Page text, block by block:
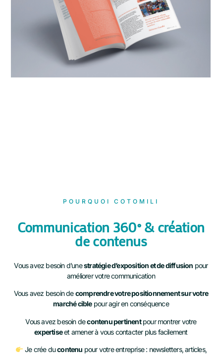
POURQUOI COTOMILI
Communication 360° & création
de contenus
Vous avez besoin d’unestratégie d’exposition et de diffusion pour
améliorer votre communication
Vous avez besoin decomprendre votre positionnement sur votre
marché ciblepour agir en conséquence
Vous avez besoin decontenu pertinentpour montrer votre
expertiseet amener à vous contacter plus facilement
Je crée ducontenu pour votre entreprise : newsletters, articles,